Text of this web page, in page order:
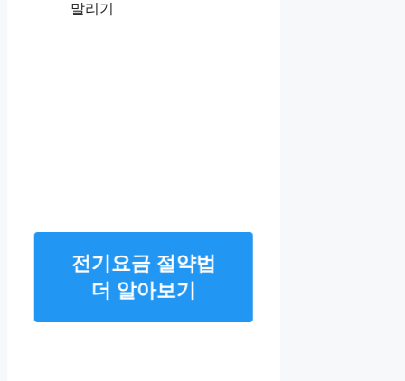
말리기
전기요금 절약법
더 알아보기